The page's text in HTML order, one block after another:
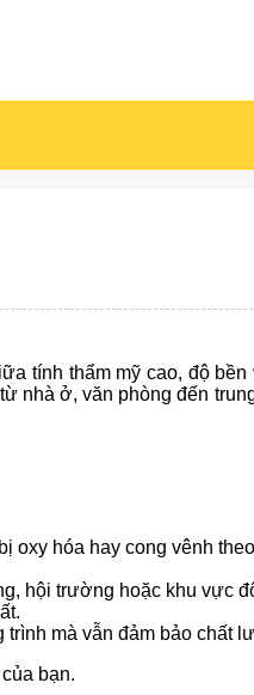
tính thẩm mỹ cao, độ
nhà ở, văn phòng đến
oxy hóa hay cong vênh
hội trường hoặc khu vực
mà vẫn đảm bảo chất
bạn.